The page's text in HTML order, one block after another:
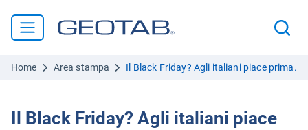
Home Area stampa Il Black Friday? Agli italiani piace prima.
Il Black Friday? Agli italiani piace